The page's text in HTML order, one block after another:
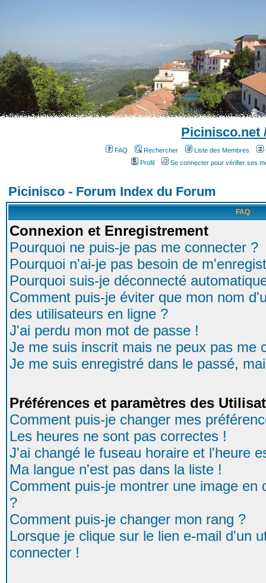
Picinisco.net
FAQ Rechercher Liste des Membres
Profil
Se connecter pour vérifier ses
Picinisco - Forum Index du Forum
FAQ
Connexion et Enregistrement
Pourquoi ne puis-je pas me connecter ?
Pourquoi n'ai-je pas besoin de
Pourquoi suis-je déconnecté
Comment puis-je éviter que mon nom
des utilisateurs en ligne ?
J'ai perdu mon mot de passe !
Je me suis inscrit mais ne peux pas me
Je me suis enregistré dans le passé,
Préférences et paramètres des
Comment puis-je changer mes
Les heures ne sont pas correctes !
J'ai changé le fuseau horaire et l'heure
Ma langue n'est pas dans la liste !
Comment puis-je montrer une image
?
Comment puis-je changer mon rang ?
Lorsque je clique sur le lien e-mail d'un
connecter !